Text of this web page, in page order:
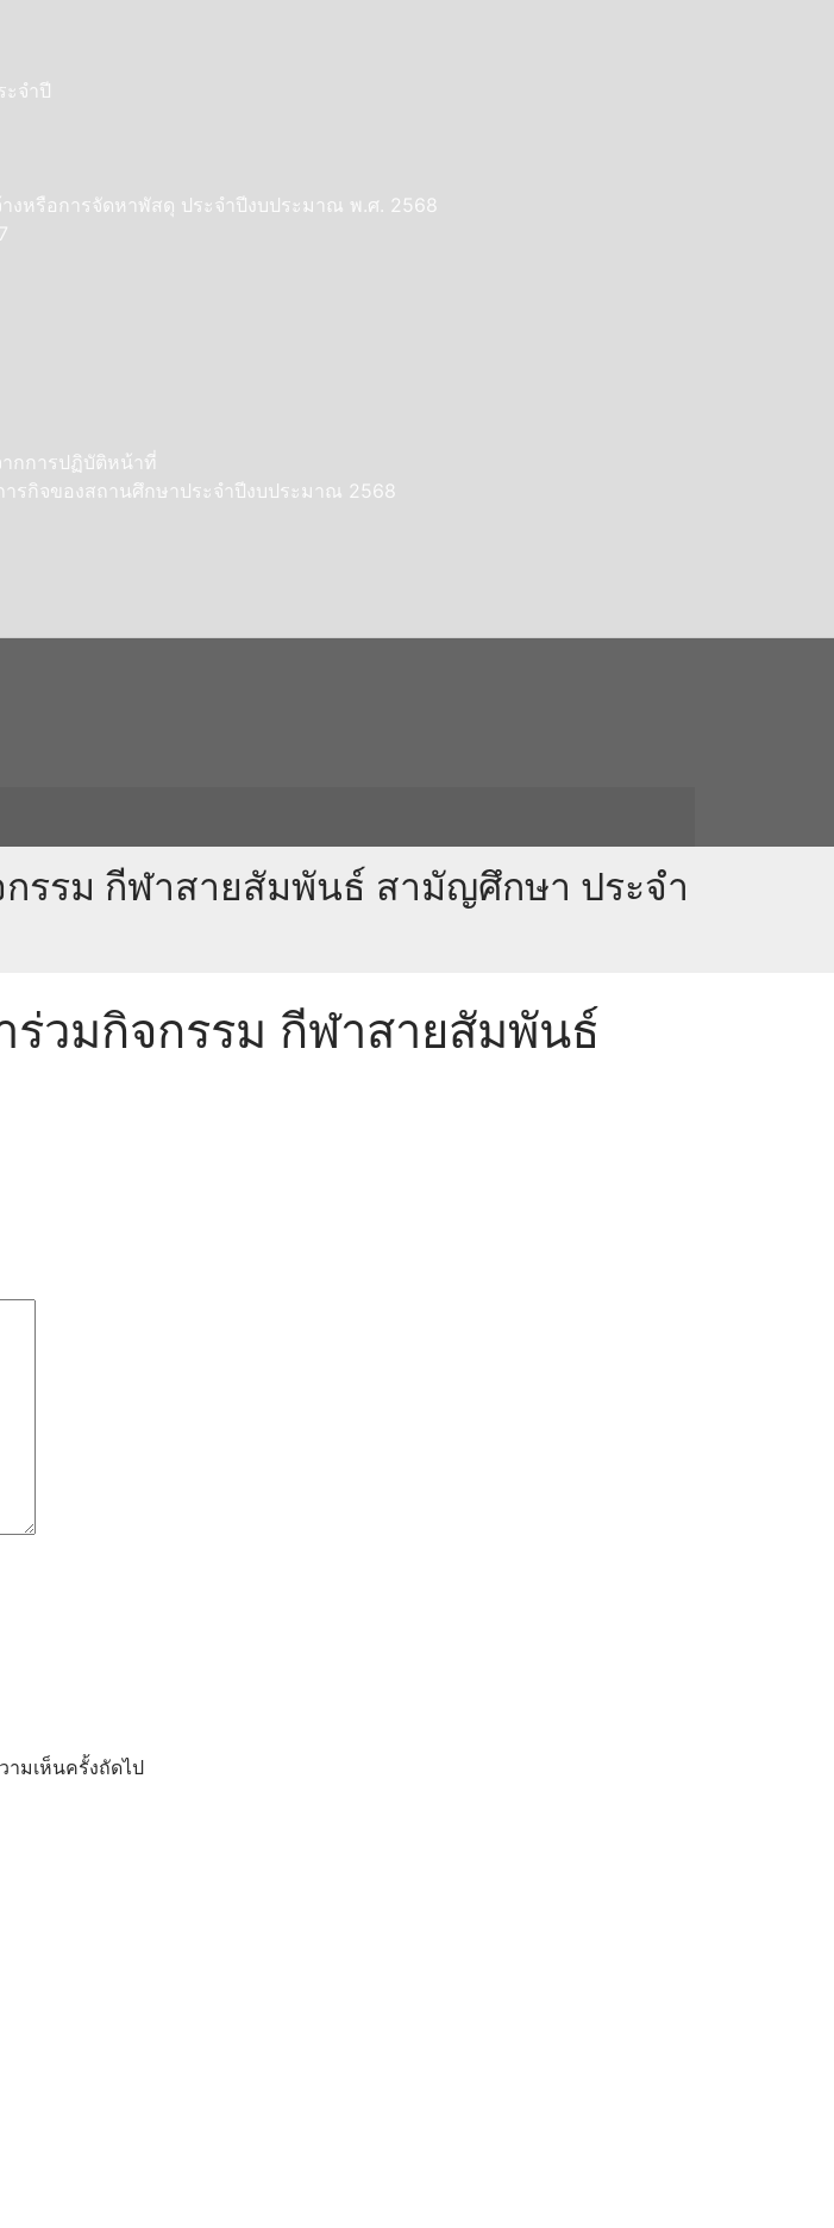
จำปี
งหรือการจัดหาพัสดุ ประจำปีงบประมาณ พ.ศ. 2568
กการปฏิบัติหน้าที่
ารกิจของสถานศึกษาประจำปีงบประมาณ 2568
ใช้งบประมาณประจำปี
ศึกษา
าการจัดซื้อจัดจ้างหรือการจัดหาพัสดุ ประจำ
ะมาณ พ.ศ. 2567
รรม กีฬาสายสัมพันธ์ สามัญศึกษา ประจำ
ร่วมกิจกรรม กีฬาสายสัมพันธ์
ามเห็นครั้งถัดไป